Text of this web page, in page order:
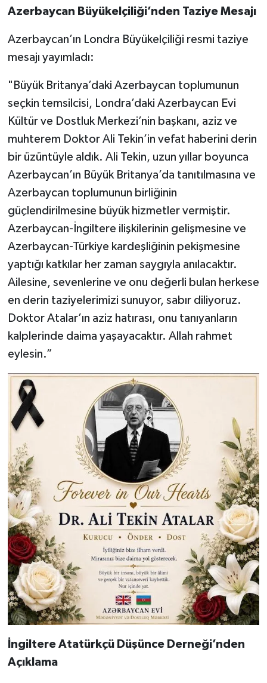
Azerbaycan Büyükelçiliği’nden Taziye Mesajı
Azerbaycan’ın Londra Büyükelçiliği resmi taziye
mesajı yayımladı:
⁠"Büyük Britanya’daki Azerbaycan toplumunun
seçkin temsilcisi, Londra’daki Azerbaycan Evi
Kültür ve Dostluk Merkezi’nin başkanı, aziz ve
muhterem Doktor Ali Tekin’in vefat haberini derin
bir üzüntüyle aldık. Ali Tekin, uzun yıllar boyunca
Azerbaycan’ın Büyük Britanya’da tanıtılmasına ve
Azerbaycan toplumunun birliğinin
güçlendirilmesine büyük hizmetler vermiştir.
Azerbaycan-İngiltere ilişkilerinin gelişmesine ve
Azerbaycan-Türkiye kardeşliğinin pekişmesine
yaptığı katkılar her zaman saygıyla anılacaktır.
Ailesine, sevenlerine ve onu değerli bulan herkese
en derin taziyelerimizi sunuyor, sabır diliyoruz.
Doktor Atalar’ın aziz hatırası, onu tanıyanların
kalplerinde daima yaşayacaktır. Allah rahmet
eylesin.”
İngiltere Atatürkçü Düşünce Derneği’nden
Açıklama